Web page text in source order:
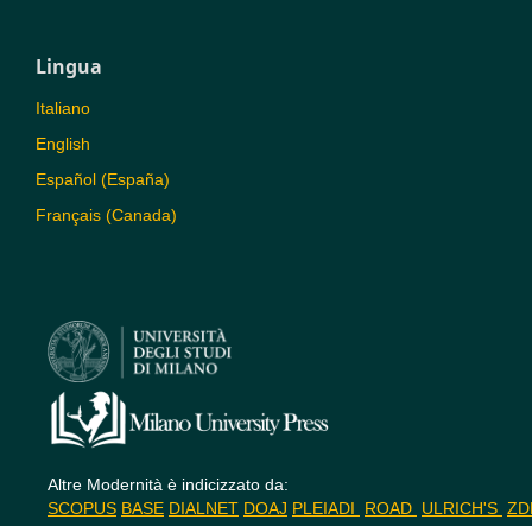
Lingua
Italiano
English
Español (España)
Français (Canada)
Altre Modernità è indicizzato da:
SCOPUS BASE DIALNET DOAJ PLEIADI ROAD ULRICH'S